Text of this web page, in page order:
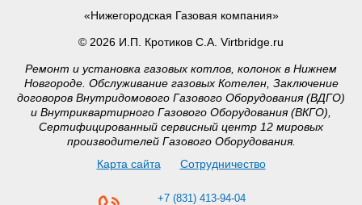
«Нижегородская Газовая компания»
© 2026 И.П. Кротиков С.А. Virtbridge.ru
Ремонт и установка газовых котлов, колонок в Нижнем
Новгороде. Обслуживание газовых Котелен, Заключение
договоров Внутридомового Газового Оборудования (ВДГО)
и Внутриквартирного Газового Оборудования (ВКГО),
Сертифицированный сервисный центр 12 мировых
производителей Газового Оборудования.
Карта сайта
Сотрудничество
+7 (831) 413-94-04